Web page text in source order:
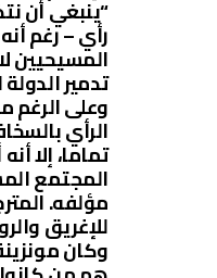
“ينبغي أن
رأي – رغم
المسيحيين
تدمير
وعلى الرغم
الرأي
تماما، إلا
المجتمع
مؤلفه.
للإغريق
وكان